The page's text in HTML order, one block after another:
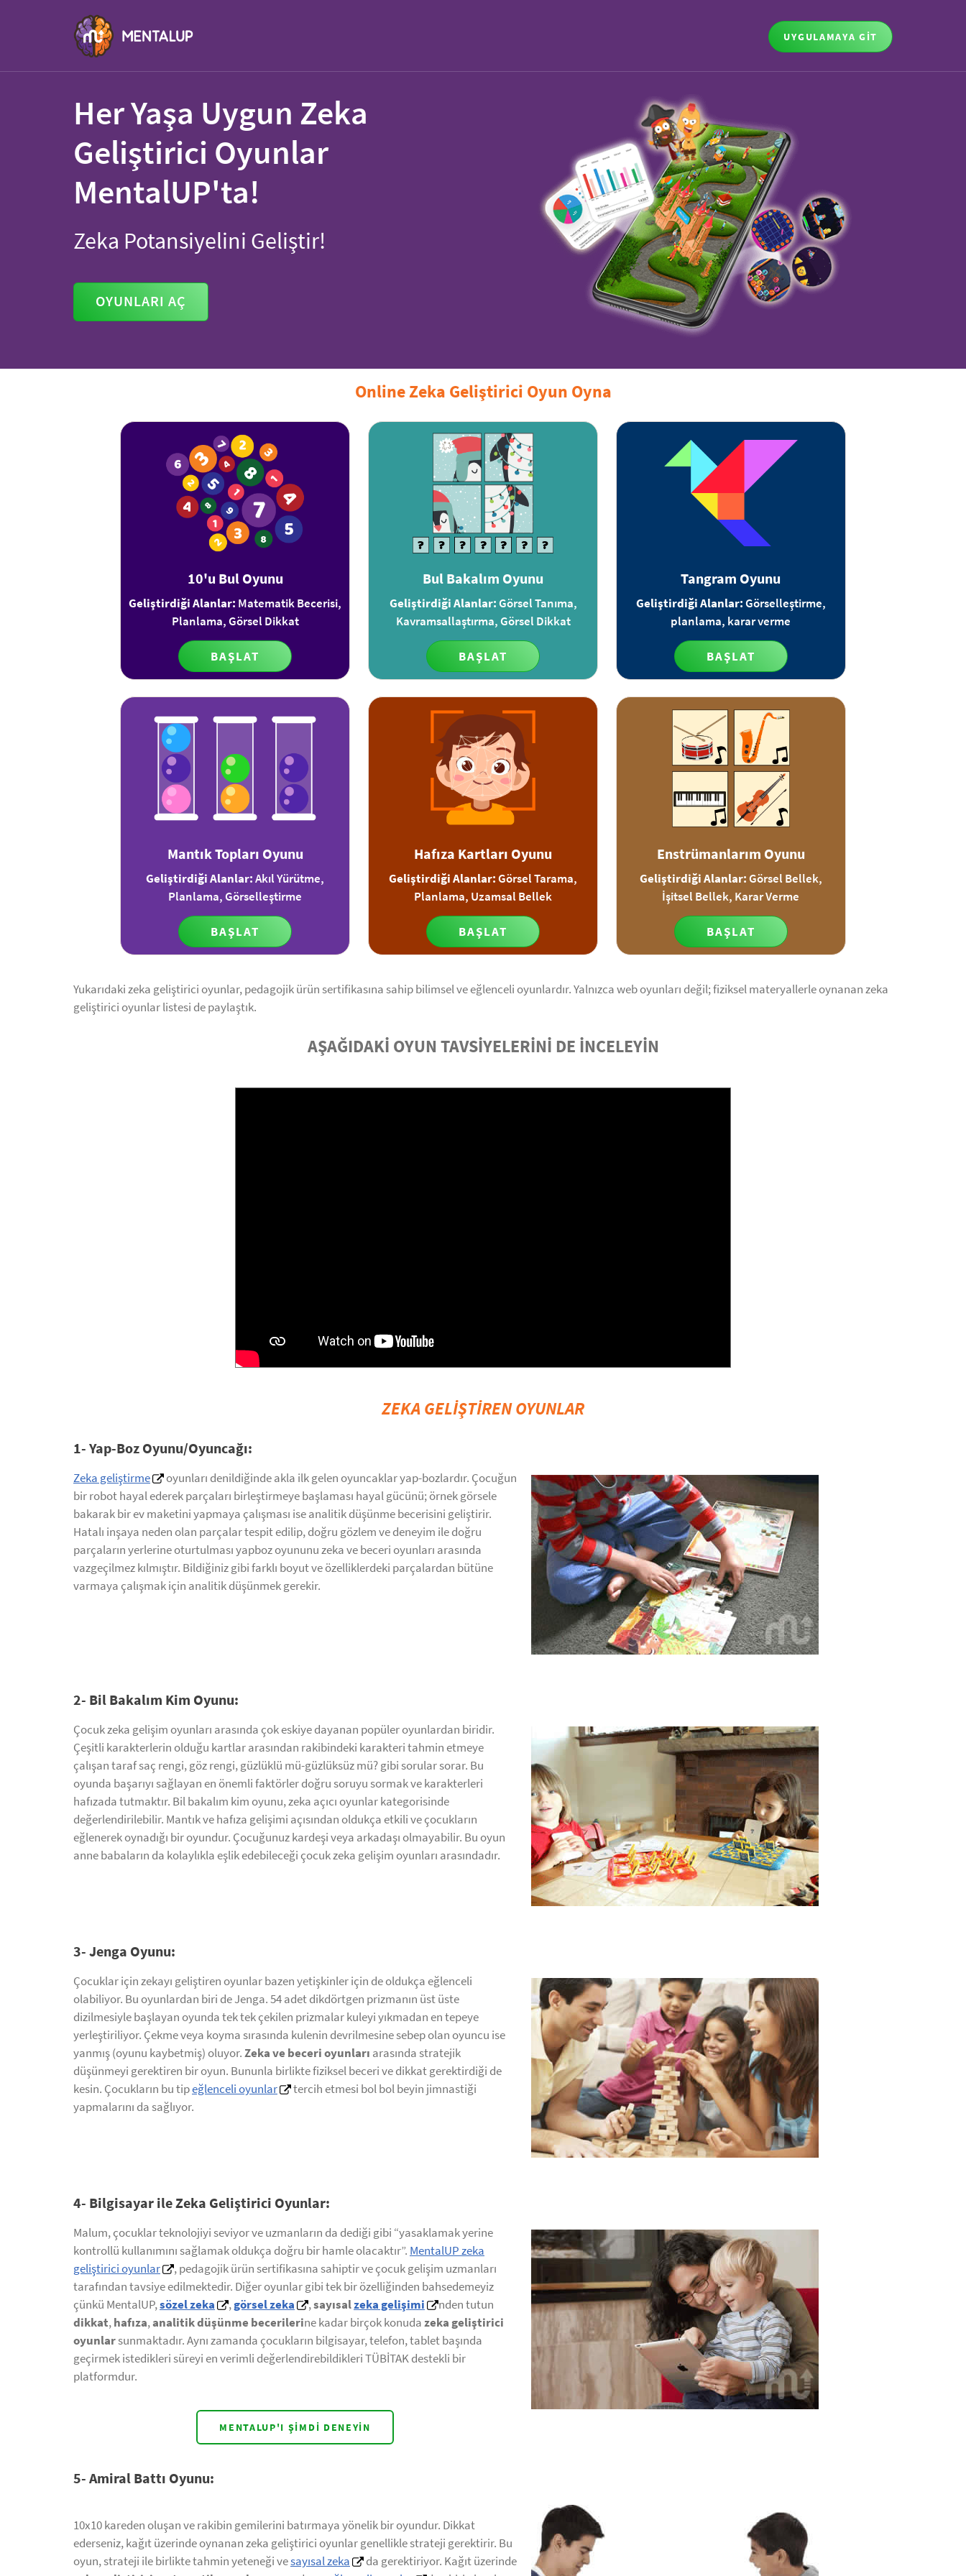
UYGULAMAYA GİT
Her Yaşa Uygun Zeka
Geliştirici Oyunlar
MentalUP'ta!
Zeka Potansiyelini Geliştir!
OYUNLARI AÇ
Online Zeka Geliştirici Oyun Oyna
10'u Bul Oyunu
Geliştirdiği Alanlar: Matematik Becerisi,
Planlama, Görsel Dikkat
BAŞLAT
Bul Bakalım Oyunu
Geliştirdiği Alanlar:Görsel Tanıma,
Kavramsallaştırma, Görsel Dikkat
BAŞLAT
Tangram Oyunu
Geliştirdiği Alanlar:Görselleştirme,
planlama, karar verme
BAŞLAT
Mantık Topları Oyunu
Geliştirdiği Alanlar:Akıl Yürütme,
Planlama, Görselleştirme
BAŞLAT
Hafıza Kartları Oyunu
Geliştirdiği Alanlar:Görsel Tarama,
Planlama, Uzamsal Bellek
BAŞLAT
Enstrümanlarım Oyunu
Geliştirdiği Alanlar:Görsel Bellek,
İşitsel Bellek, Karar Verme
BAŞLAT
Yukarıdaki zeka geliştirici oyunlar, pedagojik ürün sertifikasına sahip bilimsel ve eğlenceli oyunlardır. Yalnızca web oyunları değil; fiziksel materyallerle oynanan zeka
geliştirici oyunlar listesi de paylaştık.
AŞAĞIDAKİ OYUN TAVSİYELERİNİ DE İNCELEYİN
ZEKA GELİŞTİREN OYUNLAR
1- Yap-Boz Oyunu/Oyuncağı:
Zeka geliştirme
oyunları denildiğinde akla ilk gelen oyuncaklar yap-bozlardır. Çocuğun
bir robot hayal ederek parçaları birleştirmeye başlaması hayal gücünü; örnek görsele
bakarak bir ev maketini yapmaya çalışması ise analitik düşünme becerisini geliştirir.
Hatalı inşaya neden olan parçalar tespit edilip, doğru gözlem ve deneyim ile doğru
parçaların yerlerine oturtulması yapboz oyununu zeka ve beceri oyunları arasında
vazgeçilmez kılmıştır. Bildiğiniz gibi farklı boyut ve özelliklerdeki parçalardan bütüne
varmaya çalışmak için analitik düşünmek gerekir.
2- Bil Bakalım Kim Oyunu:
Çocuk zeka gelişim oyunları arasında çok eskiye dayanan popüler oyunlardan biridir.
Çeşitli karakterlerin olduğu kartlar arasından rakibindeki karakteri tahmin etmeye
çalışan taraf saç rengi, göz rengi, güzlüklü mü-güzlüksüz mü? gibi sorular sorar. Bu
oyunda başarıyı sağlayan en önemli faktörler doğru soruyu sormak ve karakterleri
hafızada tutmaktır. Bil bakalım kim oyunu, zeka açıcı oyunlar kategorisinde
değerlendirilebilir. Mantık ve hafıza gelişimi açısından oldukça etkili ve çocukların
eğlenerek oynadığı bir oyundur. Çocuğunuz kardeşi veya arkadaşı olmayabilir. Bu oyun
anne babaların da kolaylıkla eşlik edebileceği çocuk zeka gelişim oyunları arasındadır.
3- Jenga Oyunu:
Çocuklar için zekayı geliştiren oyunlar bazen yetişkinler için de oldukça eğlenceli
olabiliyor. Bu oyunlardan biri de Jenga. 54 adet dikdörtgen prizmanın üst üste
dizilmesiyle başlayan oyunda tek tek çekilen prizmalar kuleyi yıkmadan en tepeye
yerleştiriliyor. Çekme veya koyma sırasında kulenin devrilmesine sebep olan oyuncu ise
yanmış (oyunu kaybetmiş) oluyor.Zeka ve beceri oyunları arasında stratejik
düşünmeyi gerektiren bir oyun. Bununla birlikte fiziksel beceri ve dikkat gerektirdiği de
kesin. Çocukların bu tipeğlenceli oyunlar
tercih etmesi bol bol beyin jimnastiği
yapmalarını da sağlıyor.
4- Bilgisayar ile Zeka Geliştirici Oyunlar:
Malum, çocuklar teknolojiyi seviyor ve uzmanların da dediği gibi “yasaklamak yerine
kontrollü kullanımını sağlamak oldukça doğru bir hamle olacaktır”. MentalUP zeka
geliştirici oyunlar
, pedagojik ürün sertifikasına sahiptir ve çocuk gelişim uzmanları
tarafından tavsiye edilmektedir. Diğer oyunlar gibi tek bir özelliğinden bahsedemeyiz
çünkü MentalUP,sözel zeka ,görsel zeka ,sayısalzeka gelişimi
nden tutun
dikkat,hafıza,analitik düşünme becerilerine kadar birçok konudazeka geliştirici
oyunlarsunmaktadır. Aynı zamanda çocukların bilgisayar, telefon, tablet başında
geçirmek istedikleri süreyi en verimli değerlendirebildikleri TÜBİTAK destekli bir
platformdur.
MENTALUP'I ŞIMDI DENEYIN
5- Amiral Battı Oyunu:
10x10 kareden oluşan ve rakibin gemilerini batırmaya yönelik bir oyundur. Dikkat
ederseniz, kağıt üzerinde oynanan zeka geliştirici oyunlar genellikle strateji gerektirir. Bu
oyun, strateji ile birlikte tahmin yeteneği vesayısal zeka
da gerektiriyor. Kağıt üzerinde